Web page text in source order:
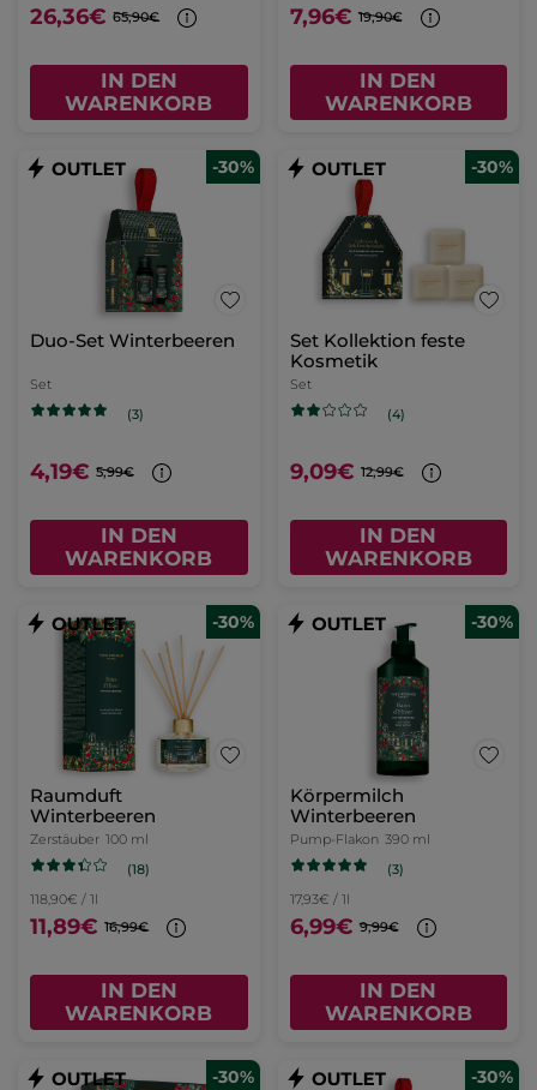
26,36€ 65,90€
IN DEN
WARENKORB
7,96€ 19,90€
IN DEN
WARENKORB
-30%
Duo-Set Winterbeeren
Set
(3)
4,19€ 5,99€
IN DEN
WARENKORB
-30%
Set Kollektion feste
Kosmetik
Set
(4)
9,09€ 12,99€
IN DEN
WARENKORB
-30%
Raumduft
Winterbeeren
Zerstäuber 100 ml
(18)
118,90€ / 1l
11,89€ 16,99€
IN DEN
WARENKORB
-30%
Körpermilch
Winterbeeren
Pump-Flakon 390 ml
(3)
17,93€ / 1l
6,99€ 9,99€
IN DEN
WARENKORB
-30% -30%